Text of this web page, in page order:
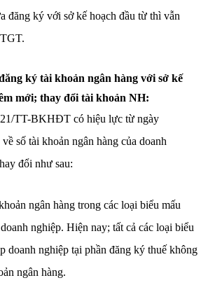
đăng ký với sở kế hoạch đầu từ thì vẫn
ký tài khoản ngân hàng với sở kế
mới; thay đổi tài khoản NH:
TT-BKHĐT có hiệu lực từ ngày
số tài khoản ngân hàng của doanh
đổi như sau:
ngân hàng trong các loại biểu mấu
nghiệp. Hiện nay; tất cả các loại biểu
doanh nghiệp tại phần đăng ký thuế không
ngân hàng.